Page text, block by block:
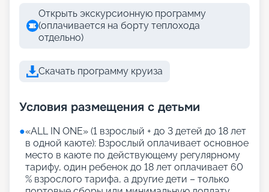
Открыть экскурсионную программу
(оплачивается на борту теплохода
отдельно)
Скачать программу круиза
Условия размещения с детьми
●«АLL IN ONE» (1 взрослый + до 3 детей до 18 лет
в одной каюте): Взрослый оплачивает основное
место в каюте по действующему регулярному
тарифу, один ребенок до 18 лет оплачивает 60
% взрослого тарифа, а другие дети – только